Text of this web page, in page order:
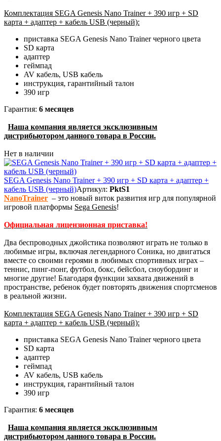
Комплектация SEGA Genesis Nano Trainer + 390 игр + SD
карта + адаптер + кабель USB (черный):
приставка SEGA Genesis Nano Trainer черного цвета
SD карта
адаптер
геймпад
AV кабель, USB кабель
инструкция, гарантийный талон
390 игр
Гарантия: 6 месяцев
Наша компания является эксклюзивным
дистрибьютором данного товара в России.
Нет в наличии
SEGA Genesis Nano Trainer + 390 игр + SD карта + адаптер +
кабель USB (черный)Артикул: PktS1
NanoTrainer – это новый виток развития игр для популярной
игровой платформы Sega Genesis!
Официальная лицензионная приставка!
Два беспроводных джойстика позволяют играть не только в
любимые игры, включая легендарного Соника, но двигаться
вместе со своими героями в любимых спортивных играх –
теннис, пинг-понг, футбол, бокс, бейсбол, сноубординг и
многие другие! Благодаря функции захвата движений в
пространстве, ребенок будет повторять движения спортсменов
в реальной жизни.
Комплектация SEGA Genesis Nano Trainer + 390 игр + SD
карта + адаптер + кабель USB (черный):
приставка SEGA Genesis Nano Trainer черного цвета
SD карта
адаптер
геймпад
AV кабель, USB кабель
инструкция, гарантийный талон
390 игр
Гарантия: 6 месяцев
Наша компания является эксклюзивным
дистрибьютором данного товара в России.